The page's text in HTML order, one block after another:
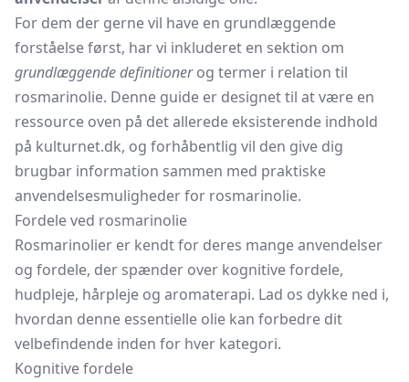
For dem der gerne vil have en grundlæggende
forståelse først, har vi inkluderet en sektion om
grundlæggende definitionerog termer i relation til
rosmarinolie. Denne guide er designet til at være en
ressource oven på det allerede eksisterende indhold
på kulturnet.dk, og forhåbentlig vil den give dig
brugbar information sammen med praktiske
anvendelsesmuligheder for rosmarinolie.
Fordele ved rosmarinolie
Rosmarinolier er kendt for deres mange anvendelser
og fordele, der spænder over kognitive fordele,
hudpleje, hårpleje og aromaterapi. Lad os dykke ned i,
hvordan denne essentielle olie kan forbedre dit
velbefindende inden for hver kategori.
Kognitive fordele